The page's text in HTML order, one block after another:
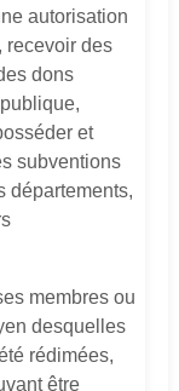
autorisation
recevoir des
dons
et
subventions
départements,
membres ou
desquelles
rédimées,
être